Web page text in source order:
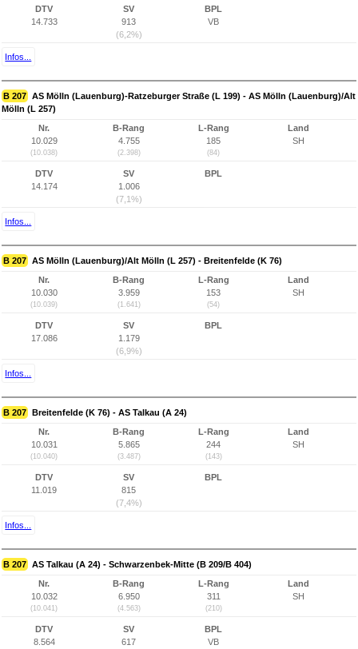
DTV
14.733
SV
913
(6,2%)
BPL
VB
Infos...
B 207 AS Mölln (Lauenburg)-Ratzeburger Straße (L 199) - AS Mölln (Lauenburg)/Alt
Mölln (L 257)
Nr.
10.029
(10.038)
B-Rang
4.755
(2.398)
L-Rang
185
(84)
Land
SH
DTV
14.174
SV
1.006
(7,1%)
BPL
Infos...
B 207 AS Mölln (Lauenburg)/Alt Mölln (L 257) - Breitenfelde (K 76)
Nr.
10.030
(10.039)
B-Rang
3.959
(1.641)
L-Rang
153
(54)
Land
SH
DTV
17.086
SV
1.179
(6,9%)
BPL
Infos...
B 207 Breitenfelde (K 76) - AS Talkau (A 24)
Nr.
10.031
(10.040)
B-Rang
5.865
(3.487)
L-Rang
244
(143)
Land
SH
DTV
11.019
SV
815
(7,4%)
BPL
Infos...
B 207 AS Talkau (A 24) - Schwarzenbek-Mitte (B 209/B 404)
Nr.
10.032
(10.041)
B-Rang
6.950
(4.563)
L-Rang
311
(210)
Land
SH
DTV
8.564
SV
617
BPL
VB